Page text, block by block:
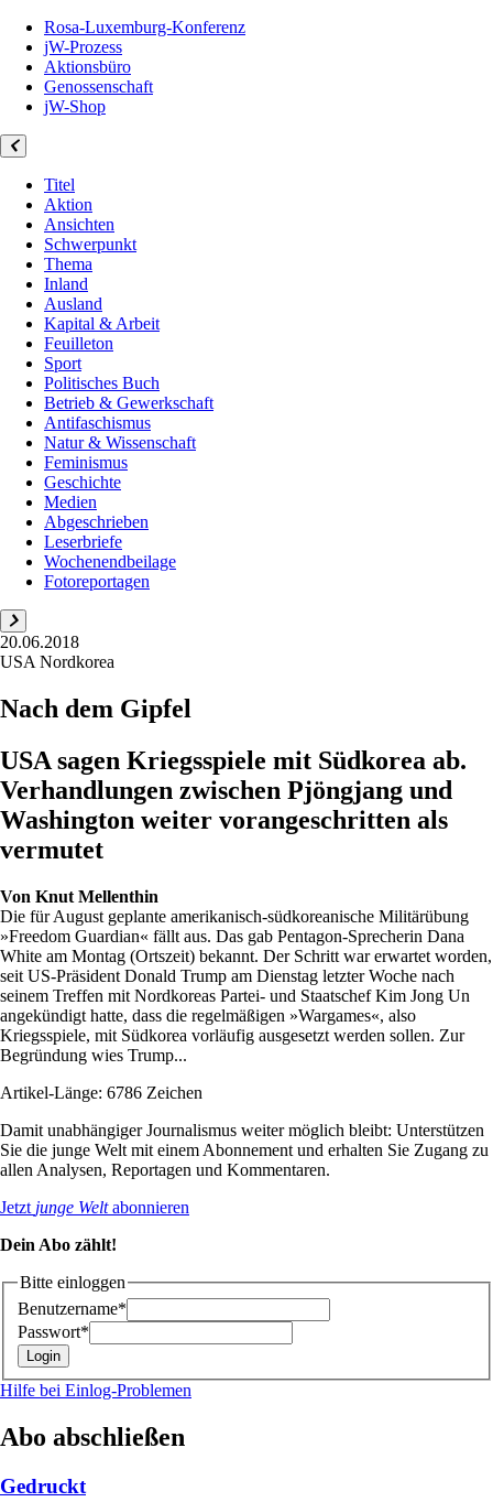
Rosa-Luxemburg-Konferenz
jW-Prozess
Aktionsbüro
Genossenschaft
jW-Shop
Titel
Aktion
Ansichten
Schwerpunkt
Thema
Inland
Ausland
Kapital & Arbeit
Feuilleton
Sport
Politisches Buch
Betrieb & Gewerkschaft
Antifaschismus
Natur & Wissenschaft
Feminismus
Geschichte
Medien
Abgeschrieben
Leserbriefe
Wochenendbeilage
Fotoreportagen
20.06.2018
USA Nordkorea
Nach dem Gipfel
USA sagen Kriegsspiele mit Südkorea ab.
Verhandlungen zwischen Pjöngjang und
Washington weiter vorangeschritten als
vermutet
Von Knut Mellenthin
Die für August geplante amerikanisch-südkoreanische Militärübung
»Freedom Guardian« fällt aus. Das gab Pentagon-Sprecherin Dana
White am Montag (Ortszeit) bekannt. Der Schritt war erwartet worden,
seit US-Präsident Donald Trump am Dienstag letzter Woche nach
seinem Treffen mit Nordkoreas Partei- und Staatschef Kim Jong Un
angekündigt hatte, dass die regelmäßigen »Wargames«, also
Kriegsspiele, mit Südkorea vorläufig ausgesetzt werden sollen. Zur
Begründung wies Trump...
Artikel-Länge: 6786 Zeichen
Damit unabhängiger Journalismus weiter möglich bleibt: Unterstützen
Sie die junge Welt mit einem Abonnement und erhalten Sie Zugang zu
allen Analysen, Reportagen und Kommentaren.
Jetzt junge Weltabonnieren
Dein Abo zählt!
Bitte einloggen
Benutzername*
Passwort*
Hilfe bei Einlog-Problemen
Abo abschließen
Gedruckt